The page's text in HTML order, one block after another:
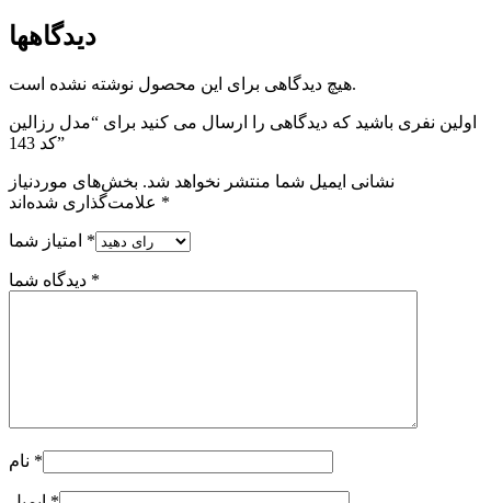
دیدگاهها
هیچ دیدگاهی برای این محصول نوشته نشده است.
اولین نفری باشید که دیدگاهی را ارسال می کنید برای “مدل رزالین
کد 143”
نشانی ایمیل شما منتشر نخواهد شد. بخش‌های موردنیاز
*
*
*
*